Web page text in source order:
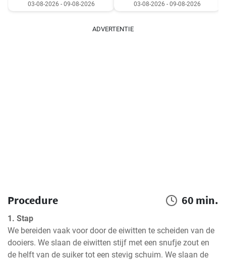
03-08-2026 - 09-08-2026 03-08-2026 - 09-08-2026
ADVERTENTIE
Procedure 60 min.
1. Stap
We bereiden vaak voor door de eiwitten te scheiden van de
dooiers. We slaan de eiwitten stijf met een snufje zout en
de helft van de suiker tot een stevig schuim. We slaan de